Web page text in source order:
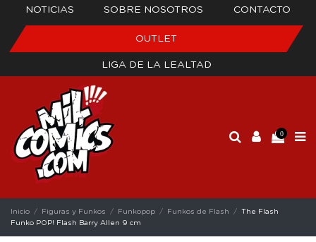
NOTICIAS SOBRE NOSOTROS CONTACTO
OUTLET
LIGA DE LA LEALTAD
0
Inicio Figuras y Funkos Funkopop Funkos de Flash
The Flash
Funko POP! Flash Barry Allen 9 cm